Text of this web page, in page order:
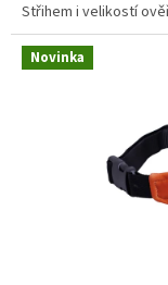
Střihem i velikostí
Novinka